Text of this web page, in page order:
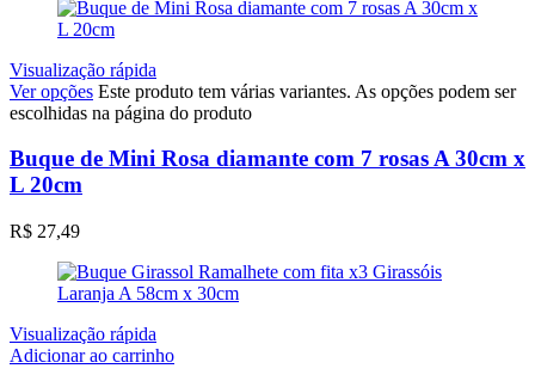
Visualização rápida
Ver opções Este produto tem várias variantes. As opções podem ser
escolhidas na página do produto
Buque de Mini Rosa diamante com 7 rosas A 30cm x
L 20cm
R$ 27,49
Visualização rápida
Adicionar ao carrinho